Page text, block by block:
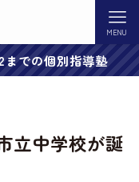
MENU
までの個別指導塾
立中学校が誕